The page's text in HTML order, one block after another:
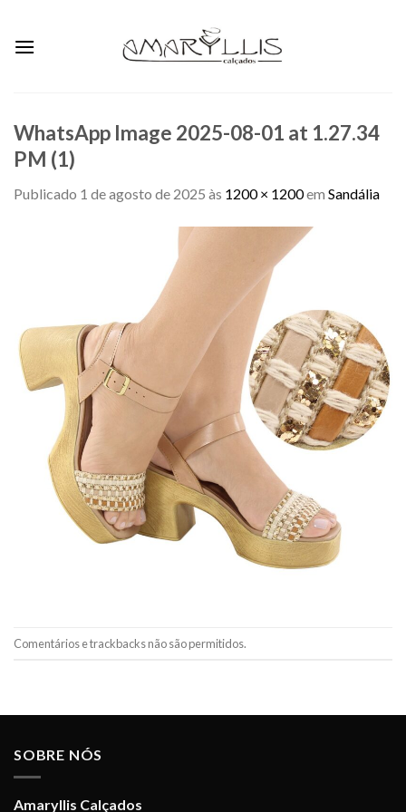
content
WhatsApp Image 2025-08-01 at 1.27.34
PM (1)
Publicado 1 de agosto de 2025 às 1200 × 1200em Sandália
Comentários e trackbacks não são permitidos.
SOBRE NÓS
Amaryllis Calçados